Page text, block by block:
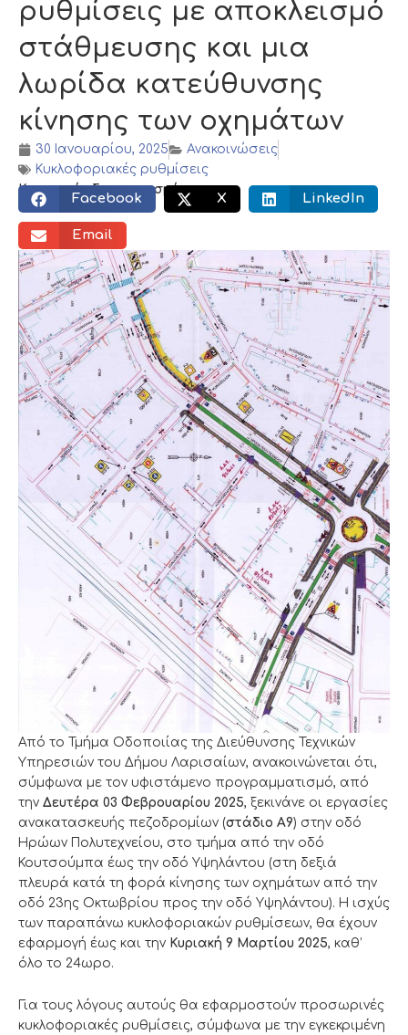
ρυθμίσεις με αποκλεισμό
στάθμευσης και μια
λωρίδα κατεύθυνσης
κίνησης των οχημάτων
30 Ιανουαρίου, 2025
Ανακοινώσεις
Κυκλοφοριακές ρυθμίσεις
Κοινωνικός διαμοιρασμός:
Facebook X LinkedIn
Email
Από το Τμήμα Οδοποιίας της Διεύθυνσης Τεχνικών
Υπηρεσιών του Δήμου Λαρισαίων, ανακοινώνεται ότι,
σύμφωνα με τον υφιστάμενο προγραμματισμό, από
την Δευτέρα 03 Φεβρουαρίου 2025, ξεκινάνε οι εργασίες
ανακατασκευής πεζοδρομίων (στάδιο Α9) στην οδό
Ηρώων Πολυτεχνείου, στο τμήμα από την οδό
Κουτσούμπα έως την οδό Υψηλάντου (στη δεξιά
πλευρά κατά τη φορά κίνησης των οχημάτων από την
οδό 23ης Οκτωβρίου προς την οδό Υψηλάντου). Η ισχύς
των παραπάνω κυκλοφοριακών ρυθμίσεων, θα έχουν
εφαρμογή έως και την Κυριακή 9 Μαρτίου 2025, καθ’
όλο το 24ωρο.
Για τους λόγους αυτούς θα εφαρμοστούν προσωρινές
κυκλοφοριακές ρυθμίσεις, σύμφωνα με την εγκεκριμένη